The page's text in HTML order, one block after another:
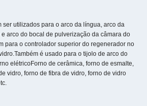
ser utilizados para o arco da língua, arco da
arco do bocal de pulverização da câmara do
para o controlador superior do regenerador no
é usado para o tijolo de arco do
elétricoForno de cerâmica, forno de esmalte,
vidro, forno de fibra de vidro, forno de vidro